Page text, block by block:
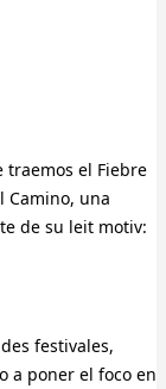
Camino, una
de su leit motiv:
festivales,
a poner el foco en